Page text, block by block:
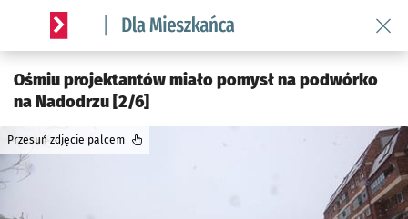
Serwis informacyjny wroclaw.pl podserwis: Dla mieszkańca
Ośmiu projektantów miało pomysł na podwórko
na Nadodrzu [2/6]
Przesuń zdjęcie palcem